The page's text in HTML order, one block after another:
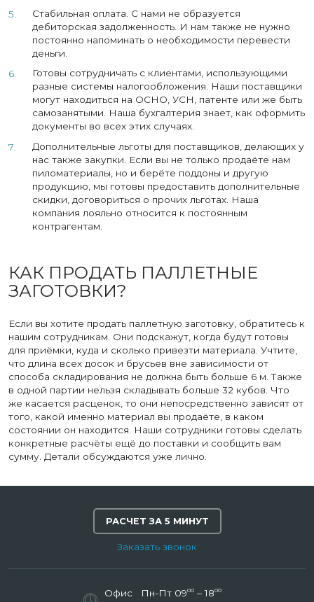
Стабильная оплата. С нами не образуется
дебиторская задолженность. И нам также не нужно
постоянно напоминать о необходимости перевести
деньги.
Готовы сотрудничать с клиентами, использующими
разные системы налогообложения. Наши поставщики
могут находиться на ОСНО, УСН, патенте или же быть
самозанятыми. Наша бухгалтерия знает, как оформить
документы во всех этих случаях.
Дополнительные льготы для поставщиков, делающих у
нас также закупки. Если вы не только продаёте нам
пиломатериалы, но и берёте поддоны и другую
продукцию, мы готовы предоставить дополнительные
скидки, договориться о прочих льготах. Наша
компания лояльно относится к постоянным
контрагентам.
КАК ПРОДАТЬ ПАЛЛЕТНЫЕ
ЗАГОТОВКИ?
Если вы хотите продать паллетную заготовку, обратитесь к
нашим сотрудникам. Они подскажут, когда будут готовы
для приёмки, куда и сколько привезти материала. Учтите,
что длина всех досок и брусьев вне зависимости от
способа складирования не должна быть больше 6 м. Также
в одной партии нельзя складывать больше 32 кубов. Что
же касается расценок, то они непосредственно зависят от
того, какой именно материал вы продаёте, в каком
состоянии он находится. Наши сотрудники готовы сделать
конкретные расчёты ещё до поставки и сообщить вам
сумму. Детали обсуждаются уже лично.
РАСЧЕТ ЗА 5 МИНУТ
Заказать звонок
Офис Пн-Пт 0900– 1800